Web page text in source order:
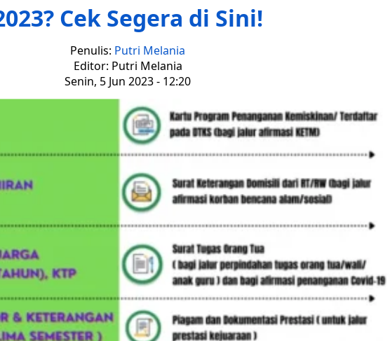
Cek Segera di Sini!
Penulis: Putri Melania
Editor: Putri Melania
Senin, 5 Jun 2023 - 12:20